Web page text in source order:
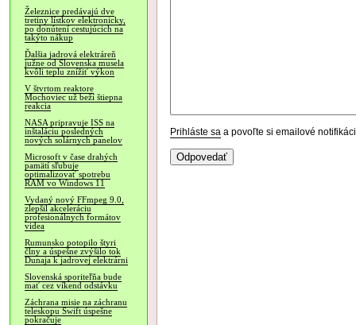
Železnice predávajú dve
tretiny lístkov elektronicky,
po donútení cestujúcich na
takýto nákup
Ďalšia jadrová elektráreň
južne od Slovenska musela
kvôli teplu znížiť výkon
V štvrtom reaktore
Mochoviec už beží štiepna
reakcia
NASA pripravuje ISS na
inštaláciu posledných
nových solárnych panelov
Microsoft v čase drahých
pamätí sľubuje
optimalizovať spotrebu
RAM vo Windows 11
Vydaný nový FFmpeg 9.0,
zlepšil akceleráciu
profesionálnych formátov
videa
Rumunsko potopilo štyri
člny a úspešne zvýšilo tok
Dunaja k jadrovej elektrárni
Slovenská sporiteľňa bude
mať cez víkend odstávku
Záchrana misie na záchranu
teleskopu Swift úspešne
pokračuje
Prihláste sa a povoľte si emailové